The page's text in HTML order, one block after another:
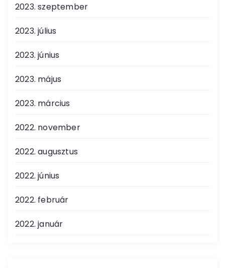
2023. szeptember
2023. július
2023. június
2023. május
2023. március
2022. november
2022. augusztus
2022. június
2022. február
2022. január